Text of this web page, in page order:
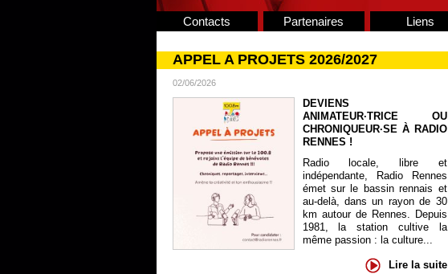
Contacts Partenaires Liens
APPEL A PROJETS 2026/2027
02/06/2026
DEVIENS
ANIMATEUR·TRICE OU
CHRONIQUEUR·SE À RADIO
RENNES !
Radio locale, libre et
indépendante, Radio Rennes
émet sur le bassin rennais et
au-delà, dans un rayon de 30
km autour de Rennes. Depuis
1981, la station cultive la
même passion : la culture...
Lire la suite